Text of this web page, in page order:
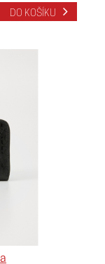
DO KOŠÍKU